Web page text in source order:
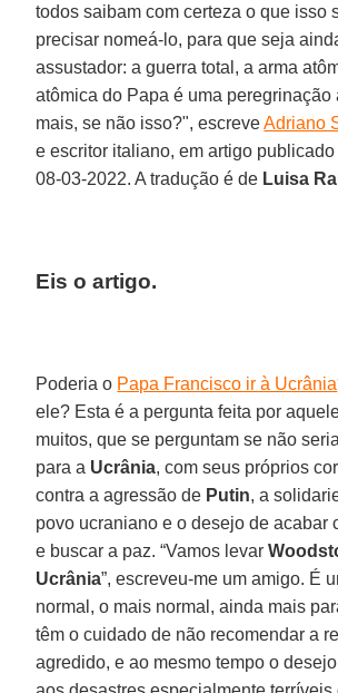
todos saibam com certeza o que isso
precisar nomeá-lo, para que seja
assustador: a guerra total, a arma
atômica do Papa é uma peregrinação
mais, se não isso?", escreveAdriano
e escritor italiano, em artigo publicado
08-03-2022. A tradução é de Luisa
Eis o artigo.
Poderia o Papa Francisco ir à Ucrânia
ele? Esta é a pergunta feita por
muitos, que se perguntam se não
para a Ucrânia, com seus próprios
contra a agressão de Putin, a
povo ucraniano e o desejo de acabar
e buscar a paz. “Vamos levar
Ucrânia”, escreveu-me um amigo. É
normal, o mais normal, ainda mais
têm o cuidado de não recomendar a
agredido, e ao mesmo tempo o